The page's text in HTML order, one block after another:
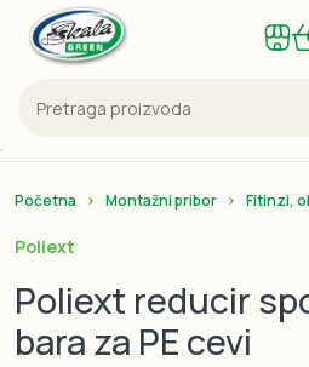
Početna Montažni pribor Fitinzi,
Poliext
Poliext reducir
bara za PE cevi